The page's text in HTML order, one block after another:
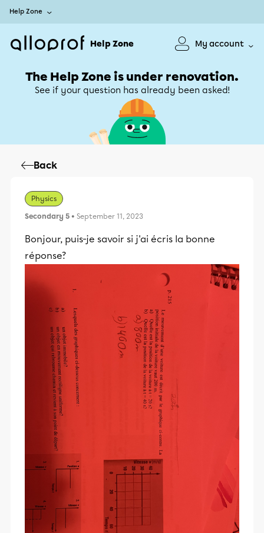
Help Zone
Help Zone My account
The Help Zone is under renovation.
See if your question has already been asked!
Back
Physics
Secondary 5 • September 11, 2023
Bonjour, puis-je savoir si j'ai écris la bonne
réponse?